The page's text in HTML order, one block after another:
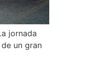
jornada
un gran